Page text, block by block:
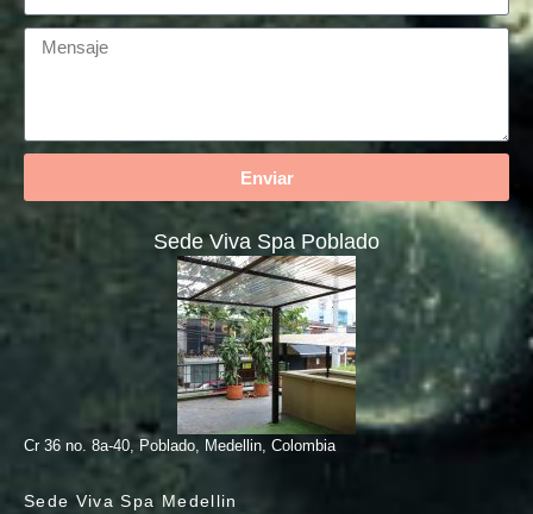
Enviar
Sede Viva Spa Poblado
Cr 36 no. 8a-40, Poblado, Medellin, Colombia
Sede Viva Spa Medellin